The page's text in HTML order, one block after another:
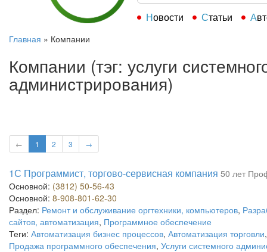
Новости Статьи
Главная » Компании
Компании (тэг: услуги
администрирования)
← 1 2 3 →
1С Программист, торгово-сервисная компания 50 лет
Основной: (3812) 50-56-43
Основной: 8-908-801-62-30
Раздел: Ремонт и обслуживание оргтехники, компьютеров,
сайтов, автоматизация, Программное обеспечение
Теги: Автоматизация бизнес процессов, Автоматизация торговли
Продажа программного обеспечения, Услуги системного